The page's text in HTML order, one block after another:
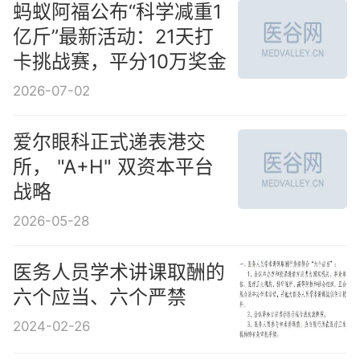
蚂蚁阿福公布“科学减重1
亿斤”最新活动：21天打
卡挑战赛，平分10万奖金
2026-07-02
爱尔眼科正式递表港交
所， "A+H" 双资本平台
战略
2026-05-28
医务人员学术讲课取酬的
六个应当、六个严禁
2024-02-26